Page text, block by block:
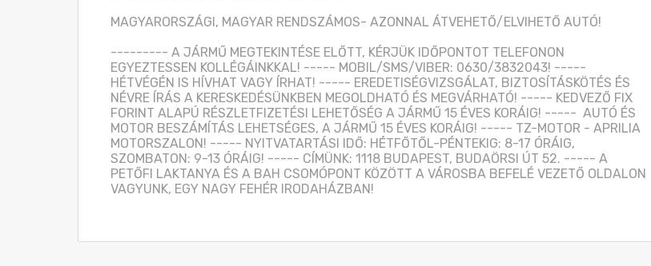
MAGYARORSZÁGI, MAGYAR RENDSZÁMOS- AZONNAL ÁTVEHETŐ/ELVIHETŐ AUTÓ!
--------- A JÁRMŰ MEGTEKINTÉSE ELŐTT, KÉRJÜK IDŐPONTOT TELEFONON
EGYEZTESSEN KOLLÉGÁINKKAL! ----- MOBIL/SMS/VIBER: 0630/3832043! -----
HÉTVÉGÉN IS HÍVHAT VAGY ÍRHAT! ----- EREDETISÉGVIZSGÁLAT, BIZTOSÍTÁSKÖTÉS ÉS
NÉVRE ÍRÁS A KERESKEDÉSÜNKBEN MEGOLDHATÓ ÉS MEGVÁRHATÓ! ----- KEDVEZŐ FIX
FORINT ALAPÚ RÉSZLETFIZETÉSI LEHETŐSÉG A JÁRMŰ 15 ÉVES KORÁIG! -----  AUTÓ ÉS
MOTOR BESZÁMÍTÁS LEHETSÉGES, A JÁRMŰ 15 ÉVES KORÁIG! ----- TZ-MOTOR - APRILIA
MOTORSZALON! ----- NYITVATARTÁSI IDŐ: HÉTFŐTŐL-PÉNTEKIG: 8-17 ÓRÁIG,
SZOMBATON: 9-13 ÓRÁIG! ----- CÍMÜNK: 1118 BUDAPEST, BUDAÖRSI ÚT 52. ----- A
PETŐFI LAKTANYA ÉS A BAH CSOMÓPONT KÖZÖTT A VÁROSBA BEFELÉ VEZETŐ OLDALON
VAGYUNK, EGY NAGY FEHÉR IRODAHÁZBAN!